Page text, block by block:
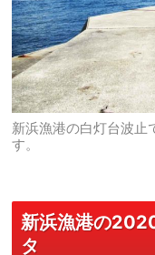
新浜漁港の白灯台波止
す。
新浜漁港の
タ